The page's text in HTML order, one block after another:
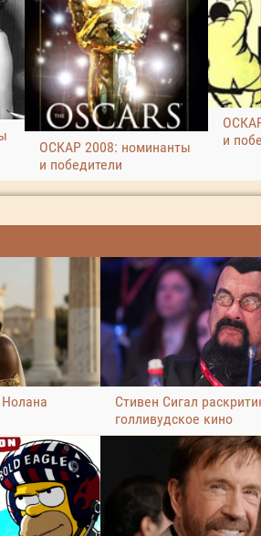
ОСКАР 2008: номинанты
и победители
и
Стивен Сигал
голливудское кино